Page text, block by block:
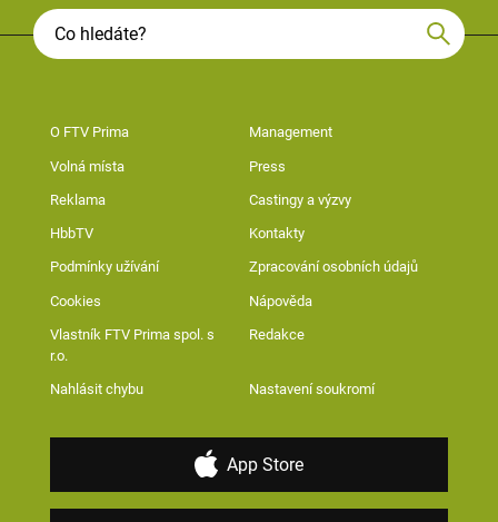
O FTV Prima Management
Volná místa Press
Reklama Castingy a výzvy
HbbTV Kontakty
Podmínky užívání Zpracování osobních údajů
Cookies Nápověda
Vlastník FTV Prima spol. s
r.o.
Redakce
Nahlásit chybu Nastavení soukromí
App Store